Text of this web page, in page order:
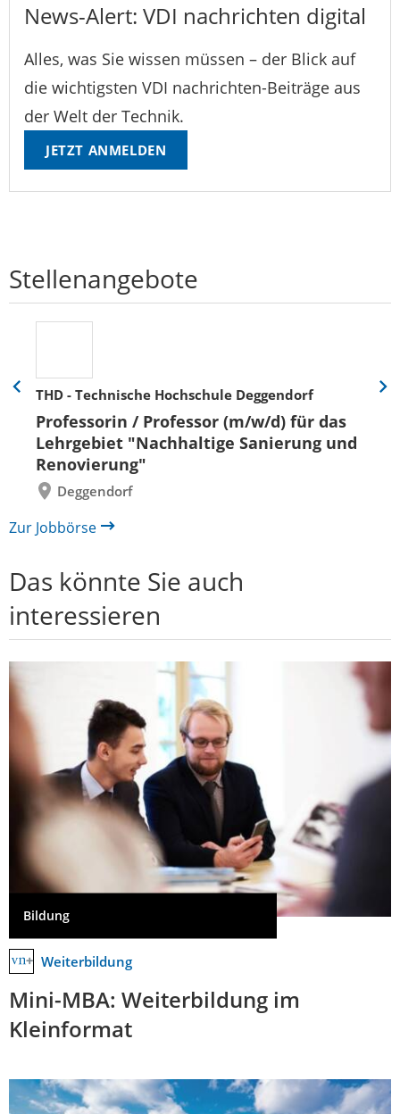
News-Alert: VDI nachrichten digital
Alles, was Sie wissen müssen – der Blick auf
die wichtigsten VDI nachrichten-Beiträge aus
der Welt der Technik.
JETZT ANMELDEN
Stellenangebote
THD - Technische Hochschule Deggendorf
Professorin / Professor (m/w/d) für das
Lehrgebiet "Nachhaltige Sanierung und
Renovierung"
Deggendorf
Eine
zurück
Eine
Zur Jobbörse
Das könnte Sie auch
interessieren
Bildung
Weiterbildung
Mini-MBA: Weiterbildung im
Kleinformat